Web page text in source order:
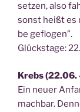
set­zen, also
sonst heißt es
be geflo­gen”.
Glücks­ta­ge:
Krebs (22.06.
Ein neu­er
mach­bar.